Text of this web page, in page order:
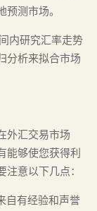
测市场。
内研究汇率走势
分析来拟合市场
外汇交易市场
能够使您获得利
意以下几点：
自有经验和声誉